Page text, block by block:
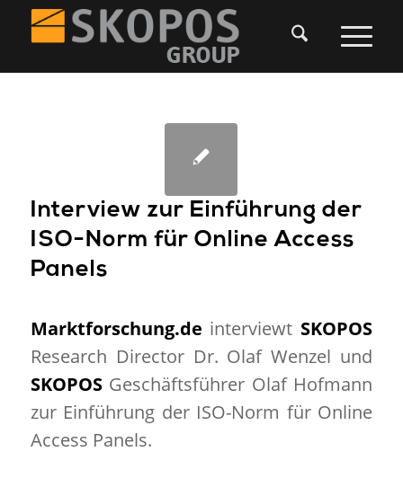
Interview zur Einführung der
ISO-Norm für Online Access
Panels
Marktforschung.de interviewt SKOPOS
Research Director Dr. Olaf Wenzel und
SKOPOSGeschäftsführer Olaf Hofmann
zur Einführung der ISO-Norm für Online
Access Panels.